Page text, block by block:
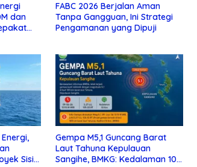
dan
FABC 2026 Berjalan Aman
Tanpa Gangguan, Ini Strategi
Pengamanan yang Dipuji
Sisi
Gempa M5,1 Guncang Barat
Laut Tahuna Kepulauan
Sangihe, BMKG: Kedalaman 10